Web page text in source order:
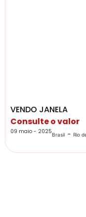
VENDO JANELA
Consulte o valor
09 maio - 2025Brasil - Rio